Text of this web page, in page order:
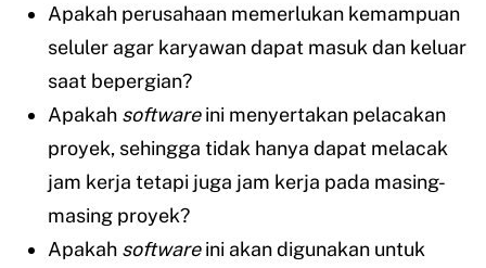
Apakah perusahaan memerlukan kemampuan
seluler agar karyawan dapat masuk dan keluar
saat bepergian?
Apakah softwareini menyertakan pelacakan
proyek, sehingga tidak hanya dapat melacak
jam kerja tetapi juga jam kerja pada masing-
masing proyek?
Apakah softwareini akan digunakan untuk